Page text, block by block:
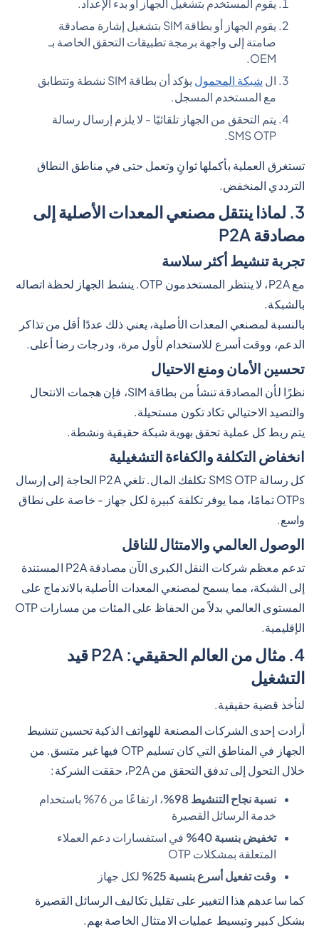
يقوم المستخدم بتشغيل الجهاز أو بدء الإعداد.
يقوم الجهاز أو بطاقة SIM بتشغيل إشارة مصادقة
صامتة إلى واجهة برمجة تطبيقات التحقق الخاصة بـ
OEM.
ال شبكة المحمول
يؤكد أن بطاقة SIM نشطة وتتطابق
مع المستخدم المسجل.
يتم التحقق من الجهاز تلقائيًا - لا يلزم إرسال رسالة
SMS OTP.
تستغرق العملية بأكملها ثوانٍ وتعمل حتى في مناطق النطاق
الترددي المنخفض.
3. لماذا ينتقل مصنعي المعدات الأصلية إلى
مصادقة P2A
تجربة تنشيط أكثر سلاسة
مع P2A، لا ينتظر المستخدمون OTP. ينشط الجهاز لحظة اتصاله
بالشبكة.
بالنسبة لمصنعي المعدات الأصلية، يعني ذلك عددًا أقل من تذاكر
الدعم، ووقت أسرع للاستخدام لأول مرة، ودرجات رضا أعلى.
تحسين الأمان ومنع الاحتيال
نظرًا لأن المصادقة تنشأ من بطاقة SIM، فإن هجمات الانتحال
والتصيد الاحتيالي تكاد تكون مستحيلة.
يتم ربط كل عملية تحقق بهوية شبكة حقيقية ونشطة.
انخفاض التكلفة والكفاءة التشغيلية
كل رسالة SMS OTP تكلفك المال. تلغي P2A الحاجة إلى إرسال
OTPs تمامًا، مما يوفر تكلفة كبيرة لكل جهاز - خاصة على نطاق
واسع.
الوصول العالمي والامتثال للناقل
تدعم معظم شركات النقل الكبرى الآن مصادقة P2A المستندة
إلى الشبكة، مما يسمح لمصنعي المعدات الأصلية بالاندماج على
المستوى العالمي بدلاً من الحفاظ على المئات من مسارات OTP
الإقليمية.
4. مثال من العالم الحقيقي: P2A قيد
التشغيل
لنأخذ قضية حقيقية.
أرادت إحدى الشركات المصنعة للهواتف الذكية تحسين تنشيط
الجهاز في المناطق التي كان تسليم OTP فيها غير متسق. من
خلال التحول إلى تدفق التحقق من P2A، حققت الشركة:
نسبة نجاح التنشيط 98%
، ارتفاعًا من 76% باستخدام
خدمة الرسائل القصيرة
تخفيض بنسبة 40%
في استفسارات دعم العملاء
المتعلقة بمشكلات OTP
وقت تفعيل أسرع بنسبة 25%
لكل جهاز
كما ساعدهم هذا التغيير على تقليل تكاليف الرسائل القصيرة
بشكل كبير وتبسيط عمليات الامتثال الخاصة بهم.